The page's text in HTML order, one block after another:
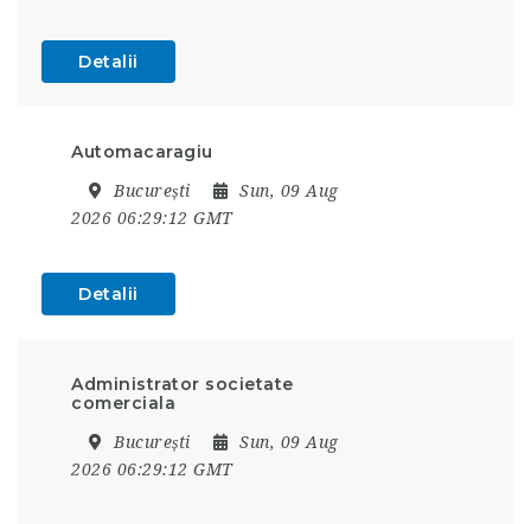
Detalii
Automacaragiu
București
Sun, 09 Aug
2026 06:29:12 GMT
Detalii
Administrator societate
comerciala
București
Sun, 09 Aug
2026 06:29:12 GMT